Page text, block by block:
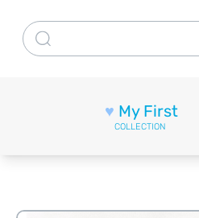
My First
♥
COLLECTION